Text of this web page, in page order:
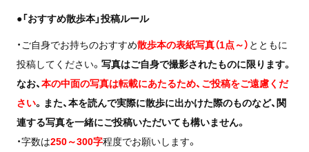
●「おすすめ散歩本」投稿ルール
・ご自身でお持ちのおすすめ散歩本の表紙写真（1点～） とともに
投稿してください。 写真はご自身で撮影されたものに限ります。
なお、本の中面の写真は転載にあたるため、ご投稿をご遠慮くだ
さい。 また、本を読んで実際に散歩に出かけた際のものなど、関
連する写真を一緒にご投稿いただいても構いません。
・字数は250～300字程度でお願いします。